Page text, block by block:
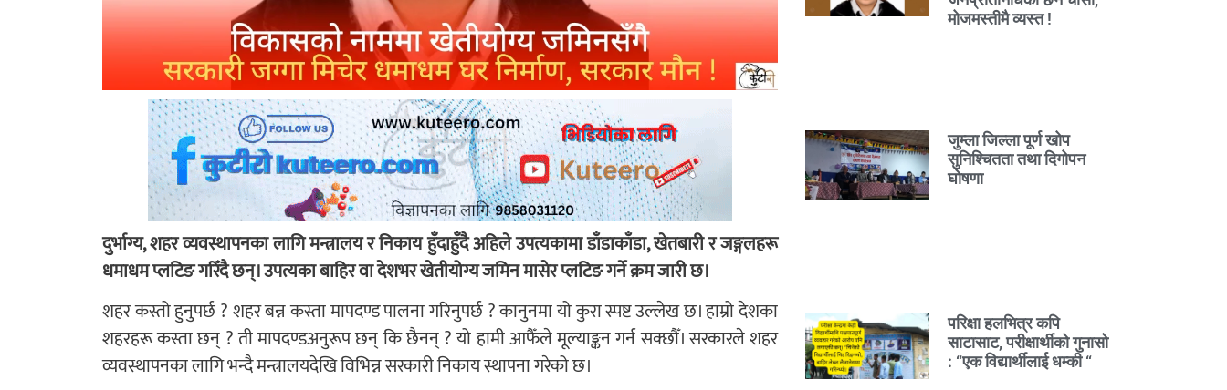
दुर्भाग्य, शहर व्यवस्थापनका लागि मन्त्रालय र निकाय हुँदाहुँदै अहिले उपत्यकामा डाँडाकाँडा, खेतबारी र जङ्गलहरू
धमाधम प्लटिङ गरिँदै छन्। उपत्यका बाहिर वा देशभर खेतीयोग्य जमिन मासेर प्लटिङ गर्ने क्रम जारी छ।
शहर कस्तो हुनुपर्छ ? शहर बन्न कस्ता मापदण्ड पालना गरिनुपर्छ ? कानुनमा यो कुरा स्पष्ट उल्लेख छ। हाम्रो देशका
शहरहरू कस्ता छन् ? ती मापदण्डअनुरूप छन् कि छैनन् ? यो हामी आफैँले मूल्याङ्कन गर्न सक्छौँ। सरकारले शहर
व्यवस्थापनका लागि भन्दै मन्त्रालयदेखि विभिन्न सरकारी निकाय स्थापना गरेको छ।
मोजमस्तीमै व्यस्त !
जुम्ला जिल्ला पूर्ण खोप
सुनिश्चितता तथा दिगोपन
घोषणा
परिक्षा हलभित्र कपि
साटासाट, परीक्षार्थीको गुनासो
: “एक विद्यार्थीलाई धम्की “